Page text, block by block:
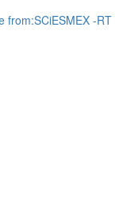
from:SCiESMEX -RT